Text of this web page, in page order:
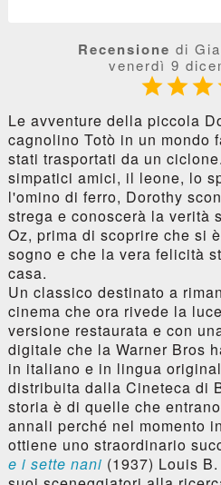
Recensione di
venerdì 9

Le avventure della piccola
cagnolino Totò in un mondo
stati trasportati da un
simpatici amici, il leone, lo
l'omino di ferro, Dorothy
strega e conoscerà la verità
Oz, prima di scoprire che si
sogno e che la vera felicità
casa.
Un classico destinato a
cinema che ora rivede la
versione restaurata e con
digitale che la Warner Bros
in italiano e in lingua
distribuita dalla Cineteca di
storia è di quelle che
annali perché nel momento
ottiene uno straordinario
e i sette nani (1937) Louis